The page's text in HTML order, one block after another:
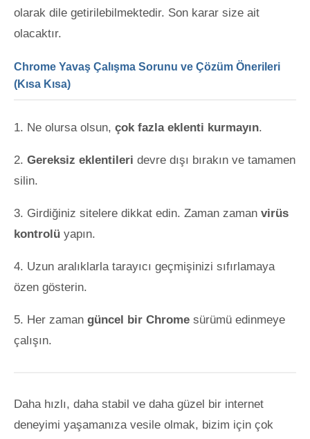
olarak dile getirilebilmektedir. Son karar size ait
olacaktır.
Chrome Yavaş Çalışma Sorunu ve Çözüm Önerileri
(Kısa Kısa)
Ne olursa olsun, çok fazla eklenti kurmayın.
Gereksiz eklentileri devre dışı bırakın ve tamamen
silin.
Girdiğiniz sitelere dikkat edin. Zaman zaman virüs
kontrolü yapın.
Uzun aralıklarla tarayıcı geçmişinizi sıfırlamaya
özen gösterin.
Her zaman güncel bir Chrome sürümü edinmeye
çalışın.
Daha hızlı, daha stabil ve daha güzel bir internet
deneyimi yaşamanıza vesile olmak, bizim için çok